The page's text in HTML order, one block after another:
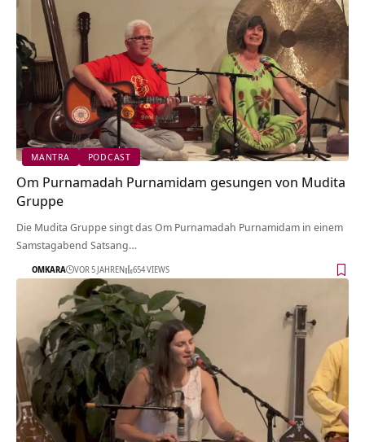
MANTRA PODCAST
Om Purnamadah Purnamidam gesungen von Mudita
Gruppe
Die Mudita Gruppe singt das Om Purnamadah Purnamidam in einem
Samstagabend Satsang…
OMKARA VOR 5 JAHREN 654 VIEWS